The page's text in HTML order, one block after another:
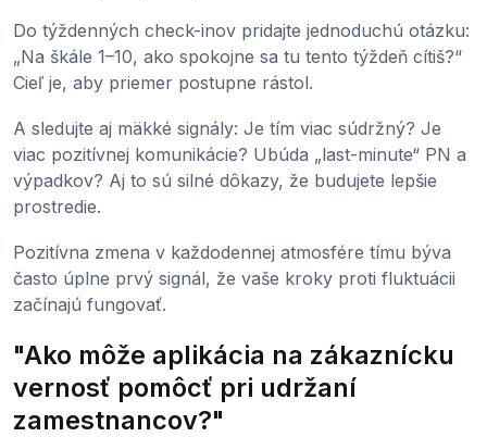
Do týždenných check-inov pridajte jednoduchú otázku:
„Na škále 1–10, ako spokojne sa tu tento týždeň cítiš?“
Cieľ je, aby priemer postupne rástol.
A sledujte aj mäkké signály: Je tím viac súdržný? Je
viac pozitívnej komunikácie? Ubúda „last-minute“ PN a
výpadkov? Aj to sú silné dôkazy, že budujete lepšie
prostredie.
Pozitívna zmena v každodennej atmosfére tímu býva
často úplne prvý signál, že vaše kroky proti fluktuácii
začínajú fungovať.
"Ako môže aplikácia na zákaznícku
vernosť pomôcť pri udržaní
zamestnancov?"